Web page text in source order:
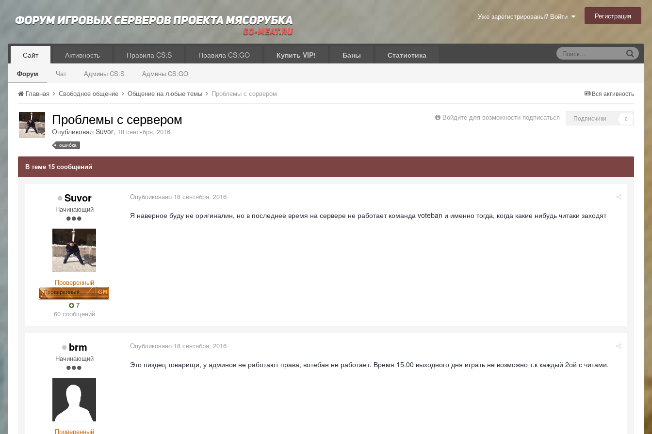
Уже зарегистрированы? Войти Регистрация
Сайт
Форум Чат Админы CS:S Админы CS:GO
Активность Правила CS:S Правила CS:GO Купить VIP! Баны Статистика
Вся активность
Главная Свободное общение Общение на любые темы Проблемы с сервером
Войдите для возможности подписаться Подписчики 0
Проблемы с сервером
Опубликовал Suvor, 18 сентября, 2016
ошибка
В теме 15 сообщений
Suvor
Начинающий
Проверенный
7
60 сообщений
Опубликовано 18 сентября, 2016
Я наверное буду не оригиналин, но в последнее время на сервере не работает команда voteban и именно тогда, когда какие нибудь читаки заходят
brm
Начинающий
Проверенный
Опубликовано 18 сентября, 2016
Это пиздец товарищи, у админов не работают права, вотебан не работает. Время 15.00 выходного дня играть не возможно т.к каждый 2ой с читами.